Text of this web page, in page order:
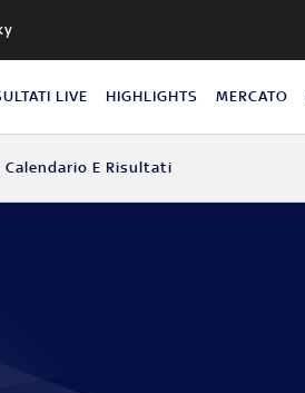
LIVE HIGHLIGHTS MERCATO
Calendario E Risultati